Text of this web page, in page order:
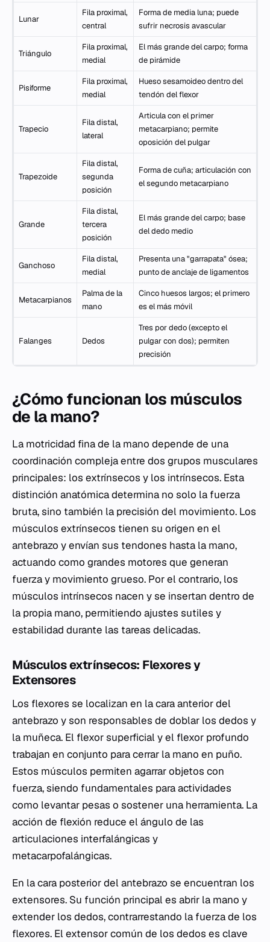
Lunar
Fila proximal,
central
Forma de media luna; puede
sufrir necrosis avascular
Triángulo
Fila proximal,
medial
El más grande del carpo; forma
de pirámide
Pisiforme
Fila proximal,
medial
Hueso sesamoideo dentro del
tendón del flexor
Trapecio
Fila distal,
lateral
Articula con el primer
metacarpiano; permite
oposición del pulgar
Trapezoide
Fila distal,
segunda
posición
Forma de cuña; articulación con
el segundo metacarpiano
Grande
Fila distal,
tercera
posición
El más grande del carpo; base
del dedo medio
Ganchoso
Fila distal,
medial
Presenta una "garrapata" ósea;
punto de anclaje de ligamentos
Metacarpianos
Palma de la
mano
Cinco huesos largos; el primero
es el más móvil
Falanges Dedos
Tres por dedo (excepto el
pulgar con dos); permiten
precisión
¿Cómo funcionan los músculos
de la mano?
La motricidad fina de la mano depende de una
coordinación compleja entre dos grupos musculares
principales: los extrínsecos y los intrínsecos. Esta
distinción anatómica determina no solo la fuerza
bruta, sino también la precisión del movimiento. Los
músculos extrínsecos tienen su origen en el
antebrazo y envían sus tendones hasta la mano,
actuando como grandes motores que generan
fuerza y movimiento grueso. Por el contrario, los
músculos intrínsecos nacen y se insertan dentro de
la propia mano, permitiendo ajustes sutiles y
estabilidad durante las tareas delicadas.
Músculos extrínsecos: Flexores y
Extensores
Los flexores se localizan en la cara anterior del
antebrazo y son responsables de doblar los dedos y
la muñeca. El flexor superficial y el flexor profundo
trabajan en conjunto para cerrar la mano en puño.
Estos músculos permiten agarrar objetos con
fuerza, siendo fundamentales para actividades
como levantar pesas o sostener una herramienta. La
acción de flexión reduce el ángulo de las
articulaciones interfalángicas y
metacarpofalángicas.
En la cara posterior del antebrazo se encuentran los
extensores. Su función principal es abrir la mano y
extender los dedos, contrarrestando la fuerza de los
flexores. El extensor común de los dedos es clave